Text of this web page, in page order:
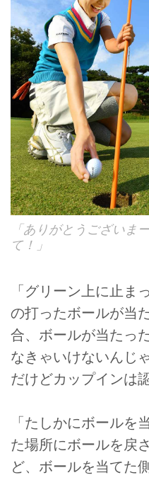
「ありがとうございま
て！」
「グリーン上に止ま
の打ったボールが当
合、ボールが当たっ
なきゃいけないんじ
だけどカップインは
「たしかにボールを
た場所にボールを戻
ど、ボールを当てた